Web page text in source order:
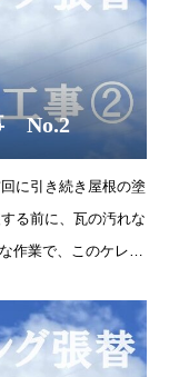
No.2
に引き続き屋根の塗
る前に、瓦の汚れな
作業で、このケレン